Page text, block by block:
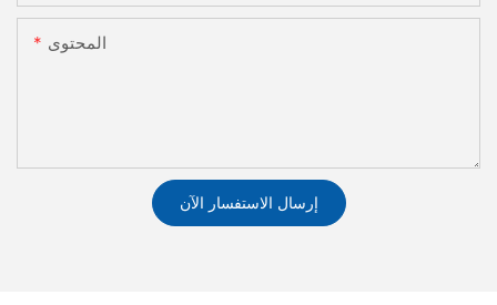
المحتوى
إرسال الاستفسار الآن